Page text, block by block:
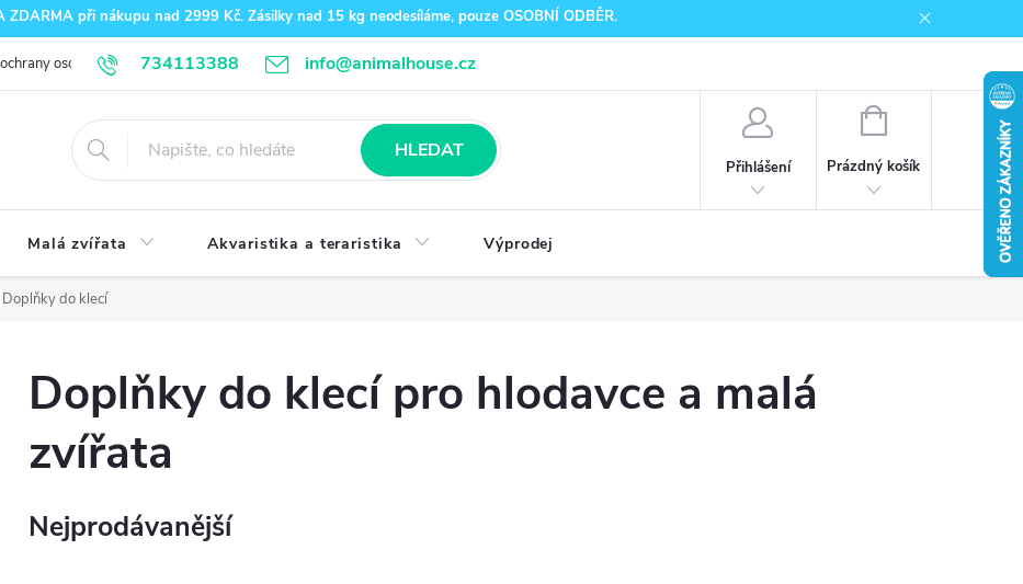
ZDARMA při nákupu nad 2999 Kč. Zásilky nad 15 kg neodesíláme, pouze OSOBNÍ ODBĚR.
734113388 info@animalhouse.cz
osobních údajů Doprava a platba Kontakty
HLEDAT
Přihlášení
NÁKUPNÍ
Prázdný košík
Malá zvířata Akvaristika a teraristika Výprodej
Doplňky do klecí
Doplňky do klecí pro hlodavce a malá
zvířata
Nejprodávanější